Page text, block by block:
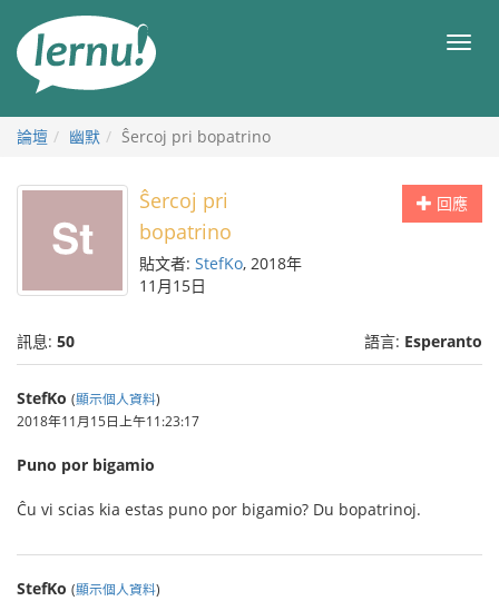
目
論壇 幽默 Ŝercoj pri bopatrino
回應
Ŝercoj pri
bopatrino
貼文者: StefKo, 2018年
11月15日
訊息: 50 語言: Esperanto
StefKo (顯示個人資料)
2018年11月15日上午11:23:17
Puno por bigamio
Ĉu vi scias kia estas puno por bigamio? Du bopatrinoj.
StefKo (顯示個人資料)